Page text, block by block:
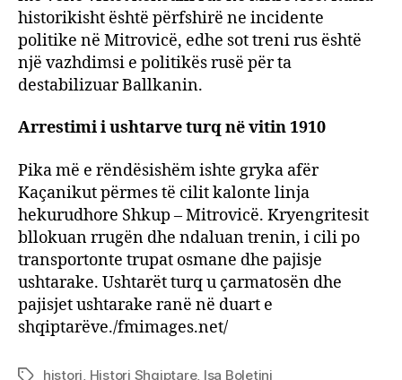
historikisht është përfshirë ne incidente
politike në Mitrovicë, edhe sot treni rus është
një vazhdimsi e politikës rusë për ta
destabilizuar Ballkanin.
Arrestimi i ushtarve turq në vitin 1910
Pika më e rëndësishëm ishte gryka afër
Kaçanikut përmes të cilit kalonte linja
hekurudhore Shkup – Mitrovicë. Kryengritesit
bllokuan rrugën dhe ndaluan trenin, i cili po
transportonte trupat osmane dhe pajisje
ushtarake. Ushtarët turq u çarmatosën dhe
pajisjet ushtarake ranë në duart e
shqiptarëve./fmimages.net/
Tagshistori Histori Shqiptare, Isa Boletini